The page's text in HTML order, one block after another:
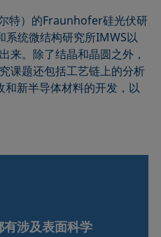
特）的Fraunhofer硅光伏研
系统微结构研究所IMWS以
来。除了结晶和晶圆之外，
课题还包括工艺链上的分析
新半导体材料的开发，以
有涉及表面科学